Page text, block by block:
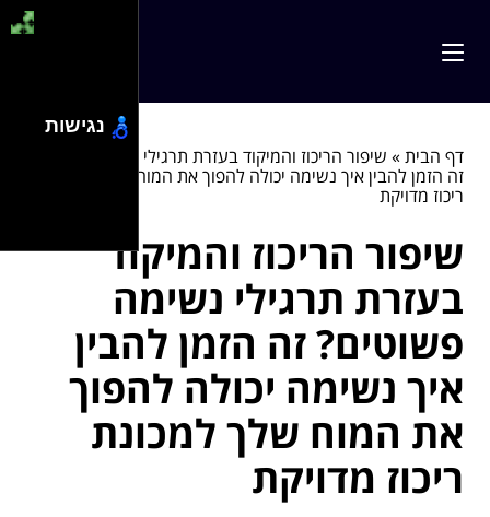
דף הבית» שיפור הריכוז והמיקוד בעזרת תרגילי נשימה פשוטים?
זה הזמן להבין איך נשימה יכולה להפוך את המוח שלך למכונת
ריכוז מדויקת
שיפור הריכוז והמיקוד
בעזרת תרגילי נשימה
פשוטים? זה הזמן להבין
איך נשימה יכולה להפוך
את המוח שלך למכונת
ריכוז מדויקת
נגישות